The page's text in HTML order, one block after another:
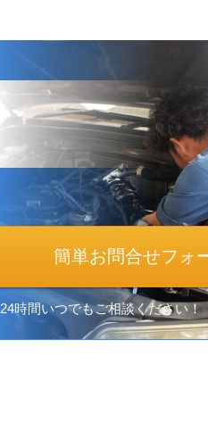
簡単お問合せフォ
24時間いつでもご相談ください！